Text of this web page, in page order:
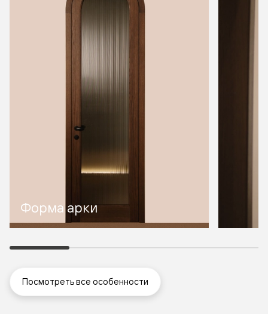
Форма арки
Посмотреть все особенности